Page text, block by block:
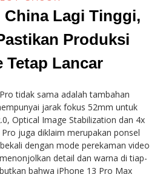
China Lagi Tinggi,
Produksi
Tetap Lancar
tidak sama adalah tambahan
jarak fokus 52mm untuk
Optical Image Stabilization dan 4x
juga diklaim merupakan ponsel
dengan mode perekaman video
detail dan warna di tiap-
bahwa iPhone 13 Pro Max